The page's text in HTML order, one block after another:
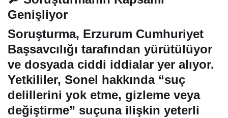
Genişliyor
Soruşturma, Erzurum Cumhuriyet
Başsavcılığı tarafından yürütülüyor
ve dosyada ciddi iddialar yer alıyor.
Yetkililer, Sonel hakkında “suç
delillerini yok etme, gizleme veya
değiştirme” suçuna ilişkin yeterli